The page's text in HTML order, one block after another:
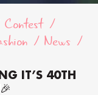
Contest
News
IT’S 40TH